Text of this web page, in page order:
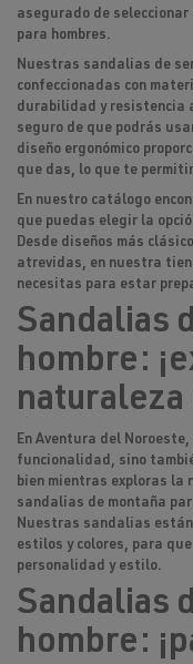
asegurado de
para hombres.
Nuestras sandalias de
confeccionadas con
durabilidad y resistencia
seguro de que podrás
diseño ergonómico
que das, lo que te
En nuestro catálogo
que puedas elegir la
Desde diseños más
atrevidas, en nuestra
necesitas para estar
Sandalias
hombre:
En Aventura del
funcionalidad, sino
bien mientras exploras la
sandalias de montaña
Nuestras sandalias
estilos y colores, para
personalidad y estilo.
Sandalias
hombre: